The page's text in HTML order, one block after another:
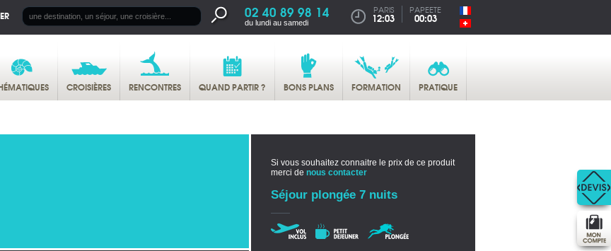
02 40 89 98 14
du lundi au samedi
PARIS
12:03
PAPEETE
00:03
CROISIÈRES RENCONTRES QUAND PARTIR ? BONS PLANS FORMATION PRATIQUE
Si vous souhaitez connaitre le prix de ce produit
merci de nous contacter
Séjour plongée 7 nuits